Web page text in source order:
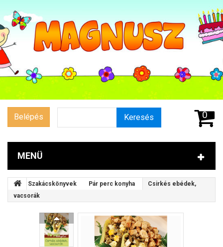
Belépés Keresés 0
MENÜ
Szakácskönyvek Pár perc konyha
Csirkés ebédek,
vacsorák